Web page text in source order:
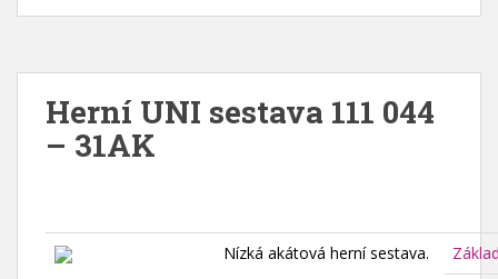
Herní UNI sestava 111 044
– 31AK
Nízká akátová herní sestava.